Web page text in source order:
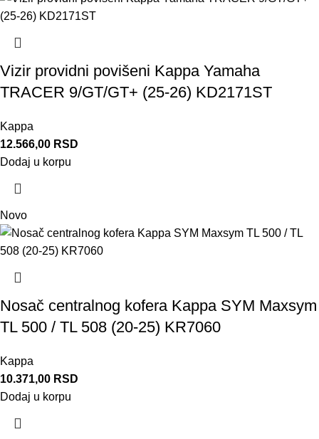
Vizir providni povišeni Kappa Yamaha
TRACER 9/GT/GT+ (25-26) KD2171ST
Kappa
12.566,00 RSD
Dodaj u korpu
Novo
Nosač centralnog kofera Kappa SYM Maxsym
TL 500 / TL 508 (20-25) KR7060
Kappa
10.371,00 RSD
Dodaj u korpu